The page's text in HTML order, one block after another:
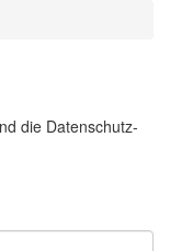
die Datenschutz-